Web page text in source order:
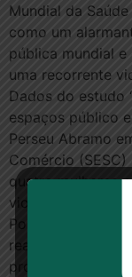
Mundial da
como um
pública mundial
uma recorrente
Dados do estudo
espaços público
Perseu Abramo
Comércio
quatro mulheres
violência
Portanto,
realidade não
profissional de